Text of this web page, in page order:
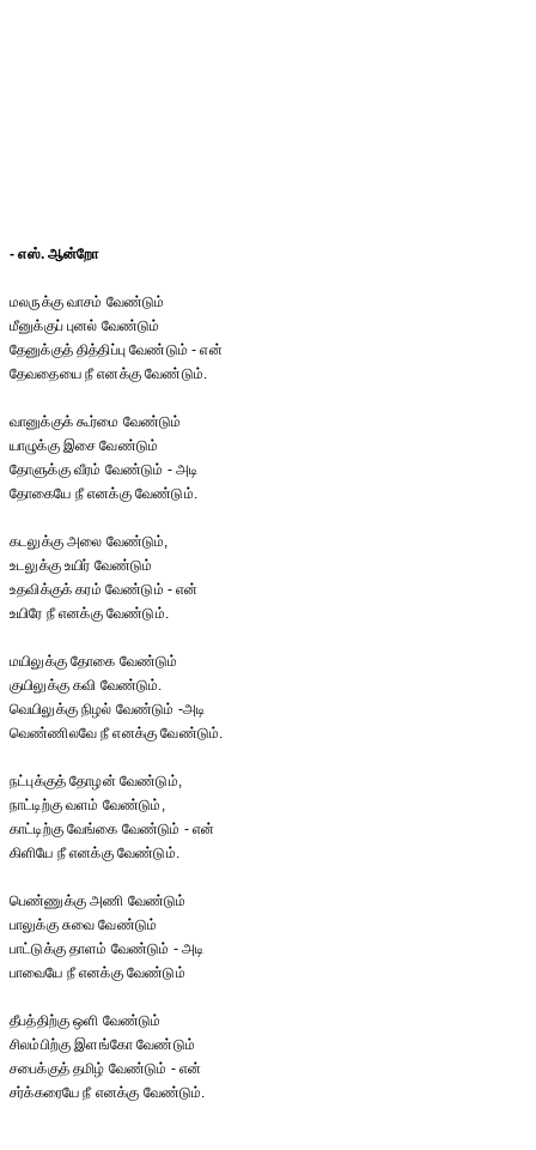
- எஸ். ஆன்றோ
மலருக்கு வாசம் வேண்டும்
மீனுக்குப் புனல் வேண்டும்
தேனுக்குத் தித்திப்பு வேண்டும் - என்
தேவதையை நீ எனக்கு வேண்டும்.
வானுக்குக் கூர்மை வேண்டும்
யாழுக்கு இசை வேண்டும்
தோளுக்கு வீரம் வேண்டும் - அடி
தோகையே நீ எனக்கு வேண்டும்.
கடலுக்கு அலை வேண்டும்,
உடலுக்கு உயிர் வேண்டும்
உதவிக்குக் கரம் வேண்டும் - என்
உயிரே நீ எனக்கு வேண்டும்.
மயிலுக்கு தோகை வேண்டும்
குயிலுக்கு கவி வேண்டும்.
வெயிலுக்கு நிழல் வேண்டும் -அடி
வெண்ணிலவே நீ எனக்கு வேண்டும்.
நட்புக்குத் தோழன் வேண்டும்,
நாட்டிற்கு வளம் வேண்டும்,
காட்டிற்கு வேங்கை வேண்டும் - என்
கிளியே நீ எனக்கு வேண்டும்.
பெண்ணுக்கு அணி வேண்டும்
பாலுக்கு சுவை வேண்டும்
பாட்டுக்கு தாளம் வேண்டும் - அடி
பாவையே நீ எனக்கு வேண்டும்
தீபத்திற்கு ஒளி வேண்டும்
சிலம்பிற்கு இளங்கோ வேண்டும்
சபைக்குத் தமிழ் வேண்டும் - என்
சர்க்கரையே நீ எனக்கு வேண்டும்.